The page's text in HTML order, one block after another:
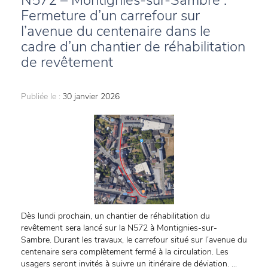
Fermeture d’un carrefour sur
l’avenue du centenaire dans le
cadre d’un chantier de réhabilitation
de revêtement
Publiée le : 30 janvier 2026
Dès lundi prochain, un chantier de réhabilitation du
revêtement sera lancé sur la N572 à Montignies-sur-
Sambre. Durant les travaux, le carrefour situé sur l’avenue du
centenaire sera complètement fermé à la circulation. Les
usagers seront invités à suivre un itinéraire de déviation. ...